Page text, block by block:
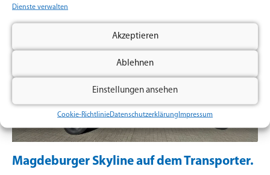
Dienste verwalten
Akzeptieren
Ablehnen
Einstellungen ansehen
Cookie-RichtlinieDatenschutzerklärung Impressum
Magdeburger Skyline auf dem Transporter.